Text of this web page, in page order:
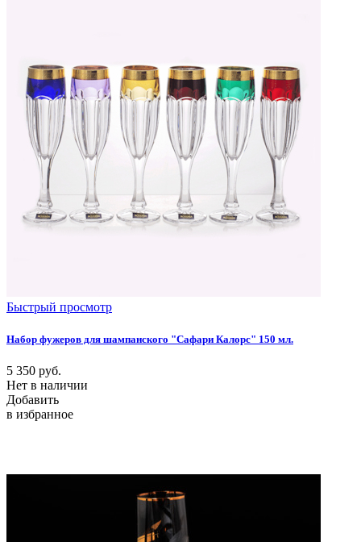
Быстрый просмотр
Набор фужеров для шампанского "Сафари Калорс" 150 мл.
5 350 руб.
Нет в наличии
Добавить
в избранное